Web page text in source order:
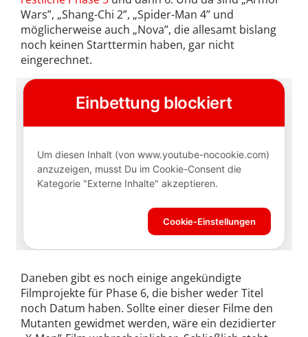
Wars”, „Shang-Chi 2”, „Spider-Man 4” und
möglicherweise auch „Nova”, die allesamt bislang
noch keinen Starttermin haben, gar nicht
eingerechnet.
Daneben gibt es noch einige angekündigte
Filmprojekte für Phase 6, die bisher weder Titel
noch Datum haben. Sollte einer dieser Filme den
Mutanten gewidmet werden, wäre ein dezidierter